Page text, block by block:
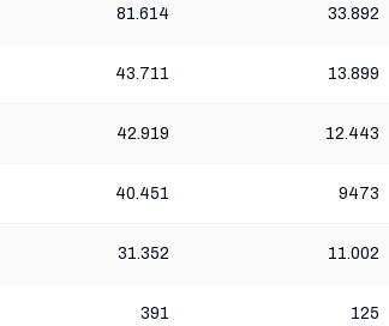
81.614 33.892
43.711 13.899
42.919 12.443
40.451 9473
31.352 11.002
391 125